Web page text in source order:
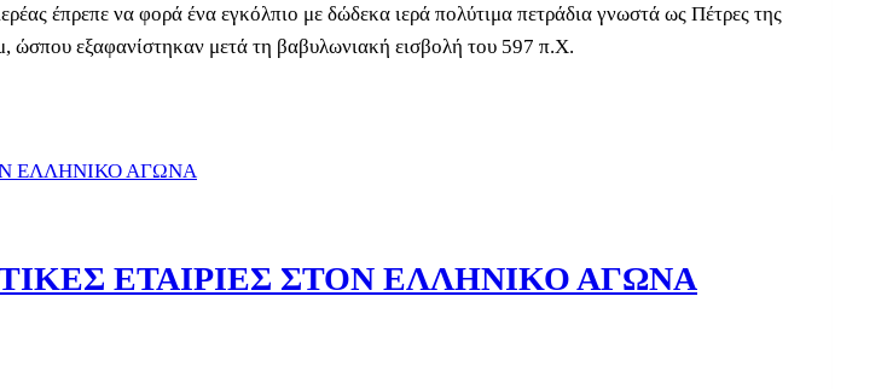
έπρεπε να φορά ένα εγκόλπιο με δώδεκα ιερά πολύτιμα πετράδια γνωστά ως Πέτρες της
εξαφανίστηκαν μετά τη βαβυλωνιακή εισβολή του 597 π.Χ.
ΕΤΑΙΡΙΕΣ ΣΤΟΝ ΕΛΛΗΝΙΚΟ ΑΓΩΝΑ